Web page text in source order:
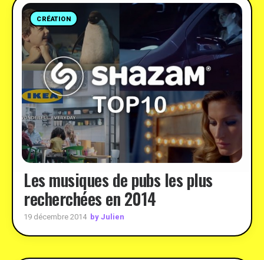
CRÉATION
Les musiques de pubs les plus
recherchées en 2014
19 décembre 2014 by Julien